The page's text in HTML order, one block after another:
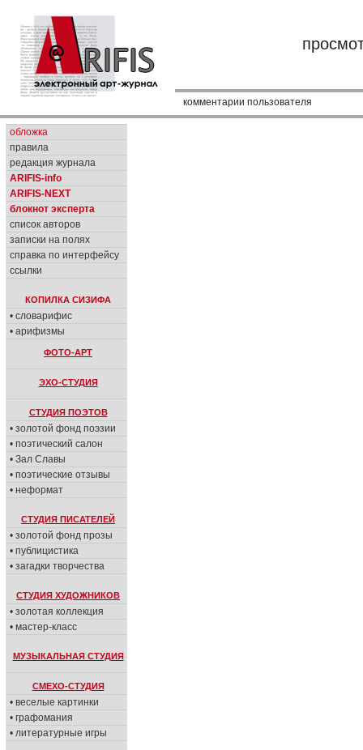
комментарии пользователя
обложка
правила
редакция журнала
ARIFIS-info
ARIFIS-NEXT
блокнот эксперта
список авторов
записки на полях
справка по интерфейсу
ссылки
КОПИЛКА СИЗИФА
• словарифис
• арифизмы
ФОТО-АРТ
ЭХО-СТУДИЯ
СТУДИЯ ПОЭТОВ
• золотой фонд поэзии
• поэтический салон
• Зал Славы
• поэтические отзывы
• неформат
СТУДИЯ ПИСАТЕЛЕЙ
• золотой фонд прозы
• публицистика
• загадки творчества
СТУДИЯ ХУДОЖНИКОВ
• золотая коллекция
• мастер-класс
МУЗЫКАЛЬНАЯ СТУДИЯ
СМЕХО-СТУДИЯ
• веселые картинки
• графомания
• литературные игры